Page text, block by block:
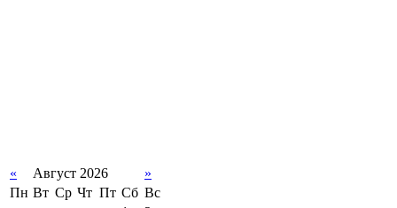
« Август 2026
»
Пн Вт Ср Чт Пт Сб Вс